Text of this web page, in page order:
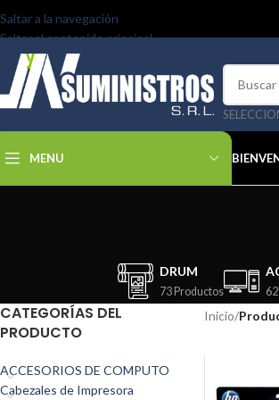
Saltar a la navegación
Saltar al contenido principal
MENU
DRUM
73 Productos
CATEGORÍAS DEL
PRODUCTO
ACCESORIOS DE COMPUTO
Cabezales de Impresora
Inicio/